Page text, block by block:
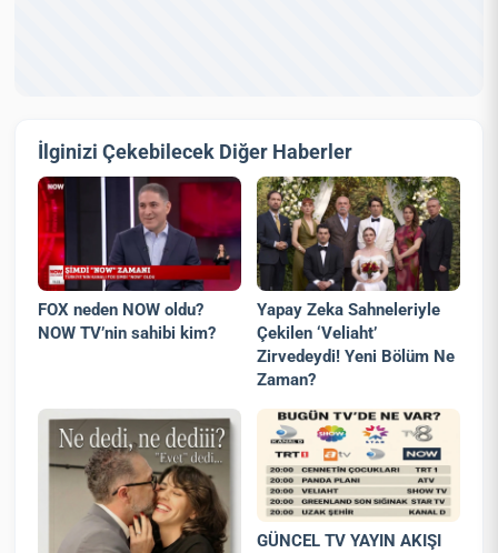
İlginizi Çekebilecek Diğer Haberler
FOX neden NOW oldu?
NOW TV’nin sahibi kim?
Yapay Zeka Sahneleriyle
Çekilen ‘Veliaht’
Zirvedeydi! Yeni Bölüm Ne
Zaman?
GÜNCEL TV YAYIN AKIŞI